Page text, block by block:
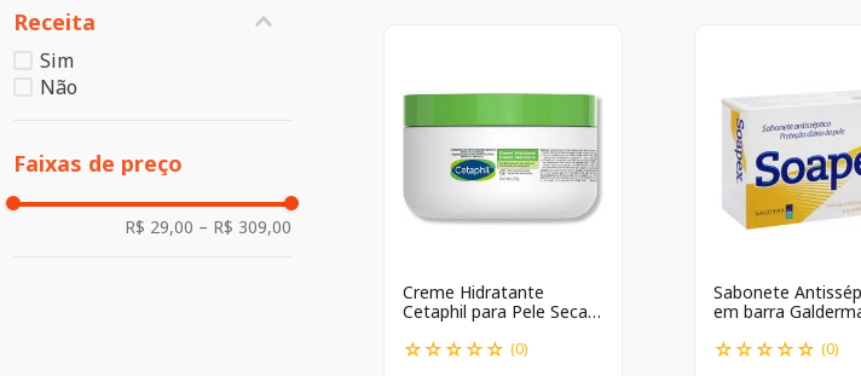
Fitoterápicos
Receita
Sim
Não
Faixas de preço
R$ 29,00 – R$ 309,00
Creme Hidratante
Cetaphil para Pele Seca e
☆☆☆☆☆ (0)
Sabonete
em barra
☆☆☆☆☆ (0)